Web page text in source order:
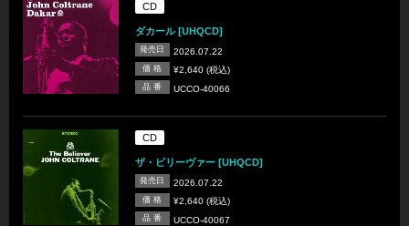
CD
ダカール [UHQCD]
発売日 2026.07.22
価 格 ¥2,640 (税込)
品 番 UCCO-40066
CD
ザ・ビリーヴァー [UHQCD]
発売日 2026.07.22
価 格 ¥2,640 (税込)
品 番 UCCO-40067